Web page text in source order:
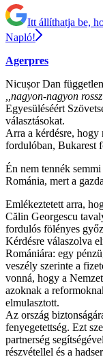
Itt állíthatja be,
Napló!
Agerpres
Nicușor Dan
,,nagyon-nagyon
Egyesüléséért
választásokat.
Arra a kérdésre,
fordulóban, Bukarest
Én nem tennék
Románia, mert a
Emlékeztetett arra,
Călin Georgescu
fordulós fölényes
Kérdésre válaszolva
Romániára: egy
veszély szerinte a
vonná, hogy a
azoknak a
elmulasztott.
Az ország
fenyegetettség. Ezt
partnerség
részvétellel és a